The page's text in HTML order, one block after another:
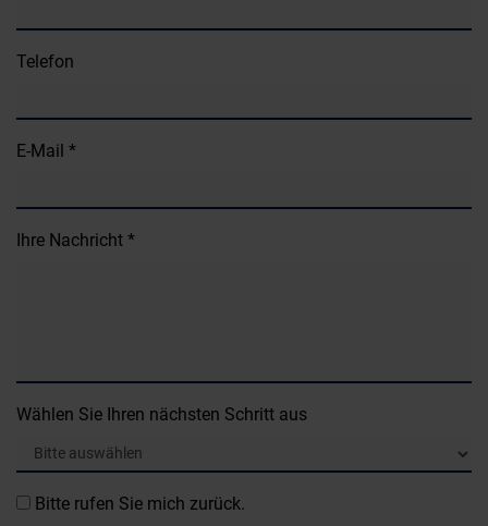
Telefon
E-Mail *
Ihre Nachricht *
Wählen Sie Ihren nächsten Schritt aus
Bitte rufen Sie mich zurück.